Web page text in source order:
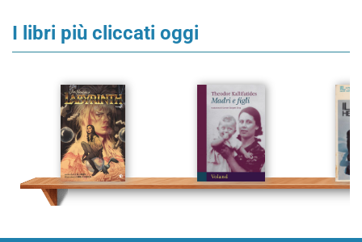
I libri più cliccati oggi